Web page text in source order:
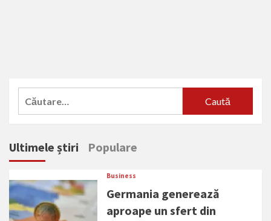
Caută
Ultimele știri Populare
Business
Germania generează
aproape un sfert din